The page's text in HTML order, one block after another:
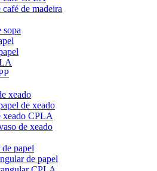
de madeira
sopa
xeado
de xeado
xeado CPLA
de xeado
papel
de papel